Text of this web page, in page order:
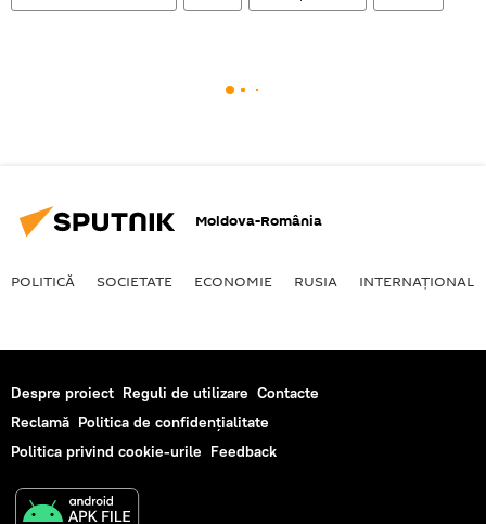
Moldova-România
POLITICĂ SOCIETATE ECONOMIE RUSIA INTERNAŢIONAL
Despre proiect Reguli de utilizare Contacte
Reclamă Politica de confidențialitate
Politica privind cookie-urile Feedback